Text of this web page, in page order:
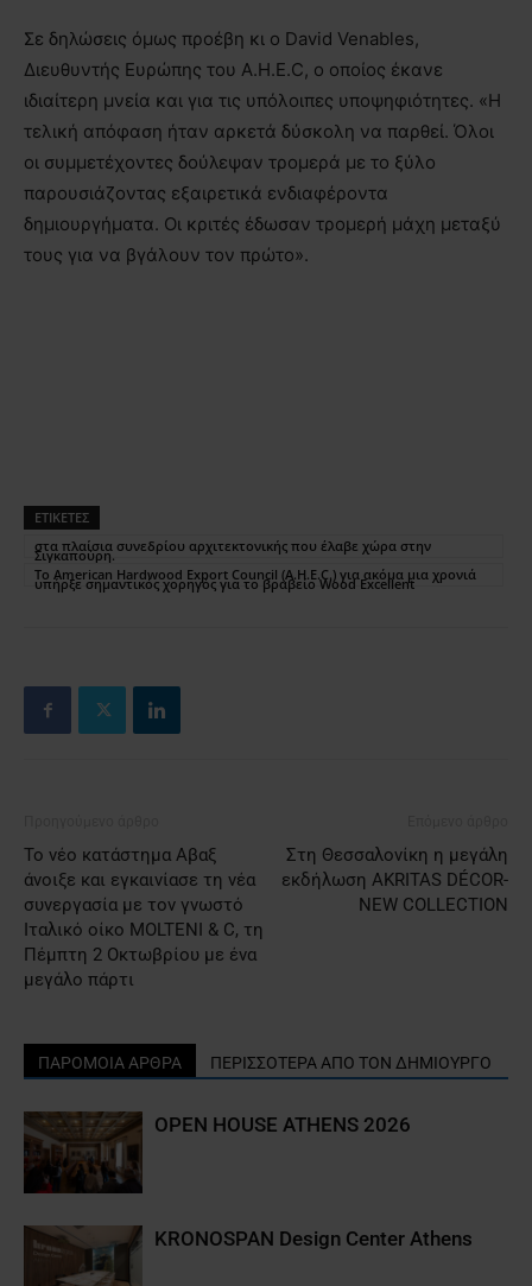
Σε δηλώσεις όμως προέβη κι ο David Venables,
Διευθυντής Ευρώπης του A.H.E.C, ο οποίος έκανε
ιδιαίτερη μνεία και για τις υπόλοιπες υποψηφιότητες. «Η
τελική απόφαση ήταν αρκετά δύσκολη να παρθεί. Όλοι
οι συμμετέχοντες δούλεψαν τρομερά με το ξύλο
παρουσιάζοντας εξαιρετικά ενδιαφέροντα
δημιουργήματα. Οι κριτές έδωσαν τρομερή μάχη μεταξύ
τους για να βγάλουν τον πρώτο».
ΕΤΙΚΕΤΕΣ
στα πλαίσια συνεδρίου αρχιτεκτονικής που έλαβε χώρα στην
Σιγκαπούρη.
Το American Hardwood Export Council (A.H.E.C.) για ακόμα μια χρονιά
υπήρξε σημαντικός χορηγός για το βραβείο Wood Excellent
Το νέο κατάστημα Αβαξ
άνοιξε και εγκαινίασε τη νέα
συνεργασία με τον γνωστό
Ιταλικό οίκο MOLTENI & C, τη
Πέμπτη 2 Οκτωβρίου με ένα
μεγάλο πάρτι
Στη Θεσσαλονίκη η μεγάλη
εκδήλωση AKRITAS DÉCOR-
NEW COLLECTIOΝ
ΠΑΡΟΜΟΙΑ ΑΡΘΡΑ ΠΕΡΙΣΣΟΤΕΡΑ ΑΠΟ ΤΟΝ ΔΗΜΙΟΥΡΓΟ
OPEN HOUSE ATHENS 2026
KRONOSPAN Design Center Athens